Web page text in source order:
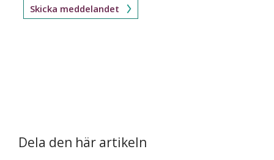
Dela den här artikeln